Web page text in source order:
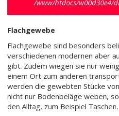
/www/htdocs/w00d30e4/
Flachgewebe
Flachgewebe sind besonders
verschiedenen modernen aber
gibt. Zudem wiegen sie nur
einem Ort zum anderen
werden die gewebten Stücke
nicht nur Bodenbeläge weben,
den Alltag, zum Beispiel Taschen.